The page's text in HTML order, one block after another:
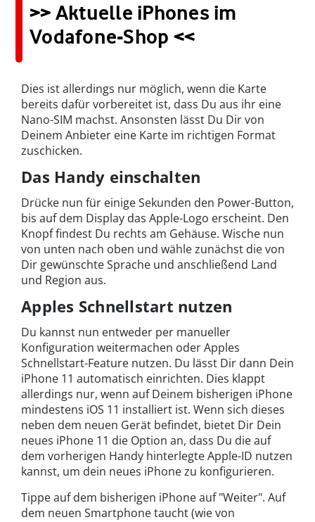
>> Aktuelle iPhones im
Vodafone-Shop <<
Dies ist allerdings nur möglich, wenn die Karte
bereits dafür vorbereitet ist, dass Du aus ihr eine
Nano-SIM machst. Ansonsten lässt Du Dir von
Deinem Anbieter eine Karte im richtigen Format
zuschicken.
Das Handy einschalten
Drücke nun für einige Sekunden den Power-Button,
bis auf dem Display das Apple-Logo erscheint. Den
Knopf findest Du rechts am Gehäuse. Wische nun
von unten nach oben und wähle zunächst die von
Dir gewünschte Sprache und anschließend Land
und Region aus.
Apples Schnellstart nutzen
Du kannst nun entweder per manueller
Konfiguration weitermachen oder Apples
Schnellstart-Feature nutzen. Du lässt Dir dann Dein
iPhone 11 automatisch einrichten. Dies klappt
allerdings nur, wenn auf Deinem bisherigen iPhone
mindestens iOS 11 installiert ist. Wenn sich dieses
neben dem neuen Gerät befindet, bietet Dir Dein
neues iPhone 11 die Option an, dass Du die auf
dem vorherigen Handy hinterlegte Apple-ID nutzen
kannst, um dein neues iPhone zu konfigurieren.
Tippe auf dem bisherigen iPhone auf "Weiter". Auf
dem neuen Smartphone taucht (wie von